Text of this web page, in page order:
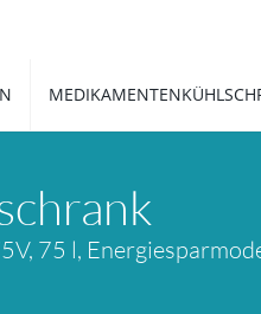
75 l,